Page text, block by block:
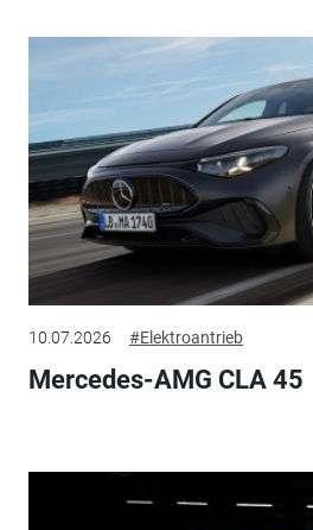
10.07.2026 #Elektroantrieb
Mercedes-AMG CLA 45